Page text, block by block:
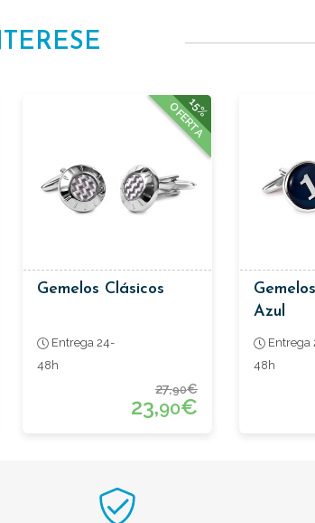
15%
OFERTA
Gemelos Clásicos
Entrega 24-
48h
27,90€
23,90€
Azul
Entrega
48h